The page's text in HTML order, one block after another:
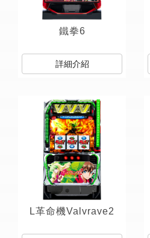
鐵拳6
詳細介紹
L革命機Valvrave2